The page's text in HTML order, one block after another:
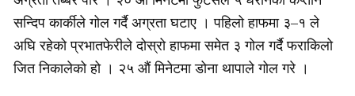
सन्दिप कार्कीले गोल गर्दै अग्रता घटाए । पहिलो हाफमा ३–१ ले
अघि रहेको प्रभातफेरीले दोस्रो हाफमा समेत ३ गोल गर्दै फराकिलो
जित निकालेको हो । २५ औं मिनेटमा डोना थापाले गोल गरे ।